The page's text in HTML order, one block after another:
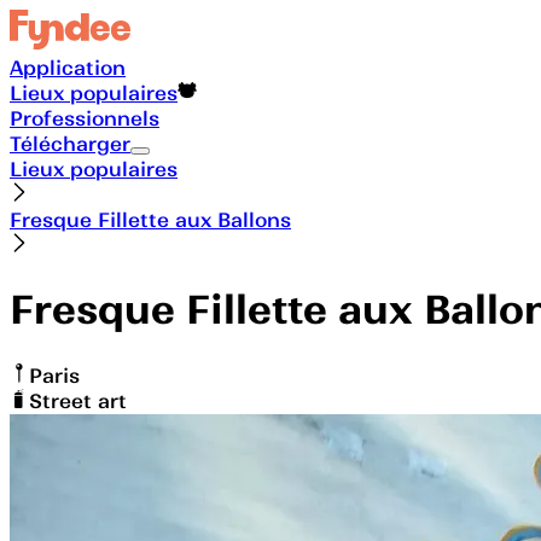
Application
Lieux populaires
Professionnels
Télécharger
Lieux populaires
Fresque Fillette aux Ballons
Fresque Fillette aux
Paris
Street art